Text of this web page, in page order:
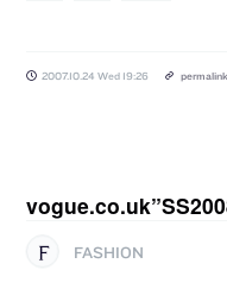
2007.10.24 Wed 19:26 permalink
FASHION